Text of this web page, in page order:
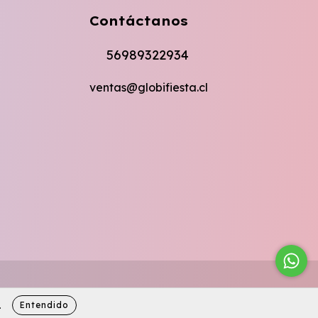
Entendido
Contáctanos
56989322934
ventas@globifiesta.cl